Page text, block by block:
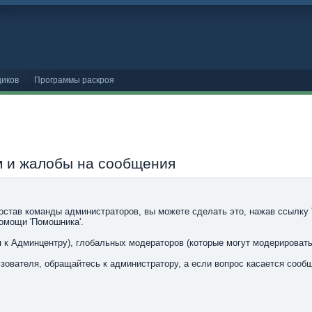
Программы раскроя
и жалобы на сообщения
команды администраторов, вы можете сделать это, нажав
'Помошника'.
Админцентру), глобальных модераторов (которые могут
обращайтесь к администратору, а если вопрос касается